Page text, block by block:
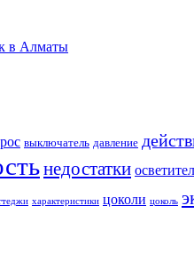
в Алматы
выключатель давление
недостатки
характеристики цоколи цоколь